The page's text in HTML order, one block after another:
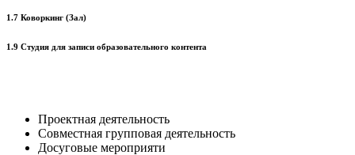
1.7 Коворкинг (Зал)
1.9 Студия для записи образовательного контента
Проектная деятельность
Совместная групповая деятельность
Досуговые мероприяти